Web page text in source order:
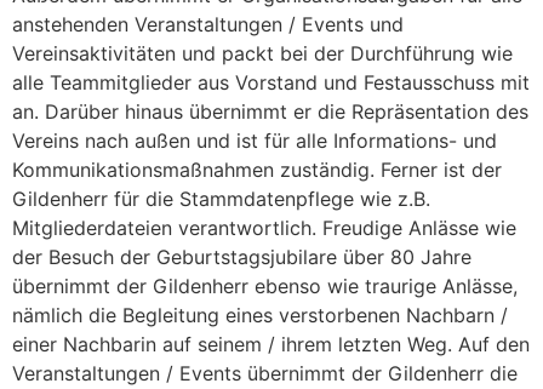
anstehenden Veranstaltungen / Events und
Vereinsaktivitäten und packt bei der Durchführung wie
alle Teammitglieder aus Vorstand und Festausschuss mit
an. Darüber hinaus übernimmt er die Repräsentation des
Vereins nach außen und ist für alle Informations- und
Kommunikationsmaßnahmen zuständig. Ferner ist der
Gildenherr für die Stammdatenpflege wie z.B.
Mitgliederdateien verantwortlich. Freudige Anlässe wie
der Besuch der Geburtstagsjubilare über 80 Jahre
übernimmt der Gildenherr ebenso wie traurige Anlässe,
nämlich die Begleitung eines verstorbenen Nachbarn /
einer Nachbarin auf seinem / ihrem letzten Weg. Auf den
Veranstaltungen / Events übernimmt der Gildenherr die